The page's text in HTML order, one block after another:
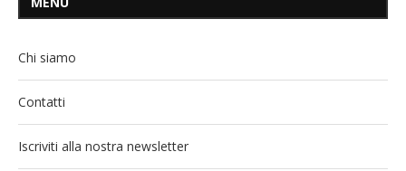
Chi siamo
Contatti
Iscriviti alla nostra newsletter